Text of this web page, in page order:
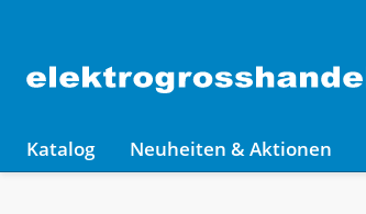
Katalog Neuheiten & Aktionen